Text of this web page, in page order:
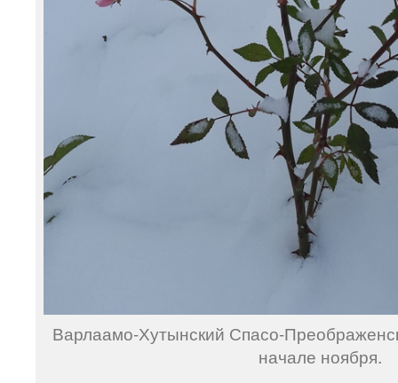
Варлаамо-Хутынский Спасо-
начале ноября.